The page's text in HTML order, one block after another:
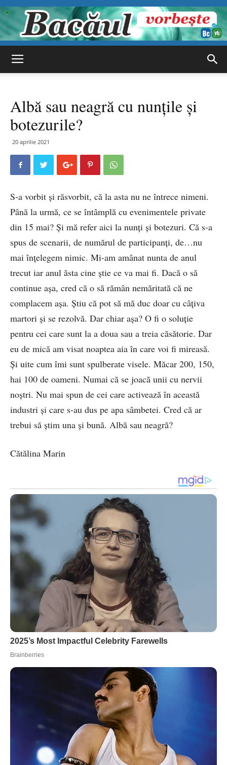
vorbește
Albă sau neagră cu nunțile și
botezurile?
20 aprilie 2021
S-a vorbit și răsvorbit, că la asta nu ne întrece nimeni.
Până la urmă, ce se întâmplă cu evenimentele private
din 15 mai? Și mă refer aici la nunți și botezuri. Că s-a
spus de scenarii, de numărul de participanți, de…nu
mai înțelegem nimic. Mi-am amânat nunta de anul
trecut iar anul ăsta cine știe ce va mai fi. Dacă o să
continue așa, cred că o să rămân nemăritată că ne
complacem așa. Știu că pot să mă duc doar cu câțiva
martori și se rezolvă. Dar chiar așa? O fi o soluție
pentru cei care sunt la a doua sau a treia căsătorie. Dar
eu de mică am visat noaptea aia în care voi fi mireasă.
Și uite cum îmi sunt spulberate visele. Măcar 200, 150,
hai 100 de oameni. Numai că se joacă unii cu nervii
noștri. Nu mai spun de cei care activează în această
industri și care s-au dus pe apa sâmbetei. Cred că ar
trebui să știm una și bună. Albă sau neagră?
Cătălina Marin